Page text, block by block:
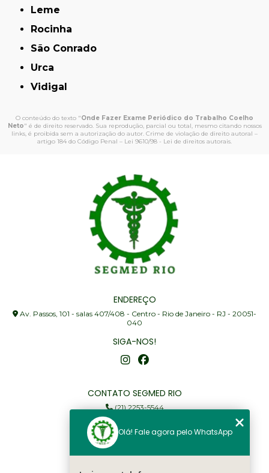
Leme
Rocinha
São Conrado
Urca
Vidigal
O conteúdo do texto "Onde Fazer Exame Periódico do Trabalho Coelho
Neto" é de direito reservado. Sua reprodução, parcial ou total, mesmo citando nossos
links, é proibida sem a autorização do autor. Crime de violação de direito autoral –
artigo 184 do Código Penal – Lei 9610/98 - Lei de direitos autorais.
ENDEREÇO
Av. Passos, 101 - salas 407/408 - Centro - Rio de Janeiro - RJ - 20051-
040
SIGA-NOS!
CONTATO SEGMED RIO
(21) 2253-5544
(21) 97905-3352
segmed@segmedrio.com.br
MENU
Olá! Fale agora pelo WhatsApp